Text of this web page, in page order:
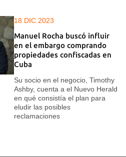
18 DIC 2023
Manuel Rocha buscó influir
en el embargo comprando
propiedades confiscadas en
Cuba
Su socio en el negocio, Timothy
Ashby, cuenta a el Nuevo Herald
en qué consistía el plan para
eludir las posibles
reclamaciones